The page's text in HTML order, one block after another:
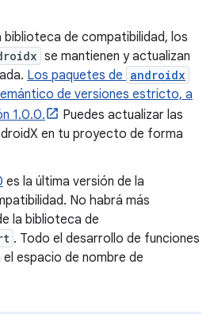
biblioteca de compatibilidad, los
se mantienen y actualizan
Los paquetes de androidx
de versiones estricto, a
1.0.0.
Puedes actualizar las
en tu proyecto de forma
es la última versión de la
No habrá más
la biblioteca de
. Todo el desarrollo de funciones
espacio de nombre de